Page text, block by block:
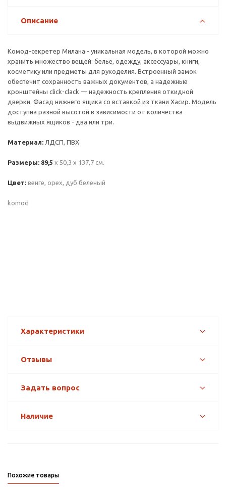
Описание
Комод-секретер Милана - уникальная модель, в которой можно
хранить множество вещей: белье, одежду, аксессуары, книги,
косметику или предметы для рукоделия. Встроенный замок
обеспечит сохранность важных документов, а надежные
кронштейны click-clack — надежность крепления откидной
дверки. Фасад нижнего ящика со вставкой из ткани Хасир. Модель
доступна разной высотой в зависимости от количества
выдвижных ящиков - два или три.
Материал: ЛДСП, ПВХ
Размеры: 89,5 х 50,3 х 137,7 см.
Цвет: венге, орех, дуб беленый
komod
Характеристики
Отзывы
Задать вопрос
Наличие
Похожие товары